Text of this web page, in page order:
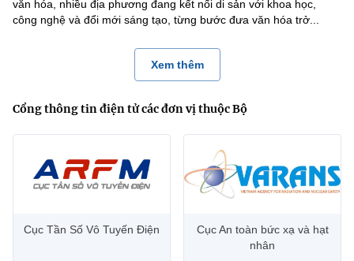
văn hóa, nhiều địa phương đang kết nối di sản với khoa học,
công nghệ và đổi mới sáng tạo, từng bước đưa văn hóa trở...
Xem thêm
Cổng thông tin điện tử các đơn vị thuộc Bộ
Cục Tần Số Vô Tuyến Điện
Cục An toàn bức xạ và hạt
nhân